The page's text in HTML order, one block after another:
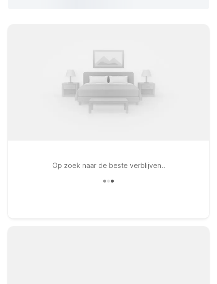
Op zoek naar de beste verblijven..